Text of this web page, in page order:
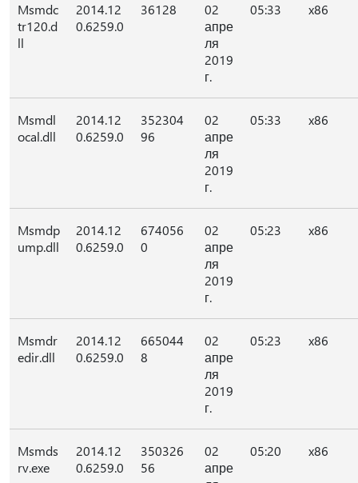
Msmdc
tr120.d
ll
2014.12
0.6259.0
36128
02
апре
ля
2019
г.
05:33 x86
Msmdl
ocal.dll
2014.12
0.6259.0
352304
96
02
апре
ля
2019
г.
05:33 x86
Msmdp
ump.dll
2014.12
0.6259.0
674056
0
02
апре
ля
2019
г.
05:23 x86
Msmdr
edir.dll
2014.12
0.6259.0
665044
8
02
апре
ля
2019
г.
05:23 x86
Msmds
rv.exe
2014.12
0.6259.0
350326
56
02
апре
05:20 x86